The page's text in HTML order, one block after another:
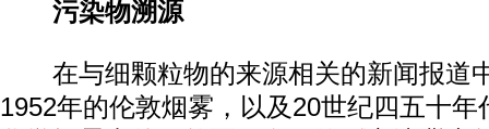
污染物溯源
在与细颗粒物的来源相关的新闻报道
1952年的伦敦烟雾，以及20世纪四五十年